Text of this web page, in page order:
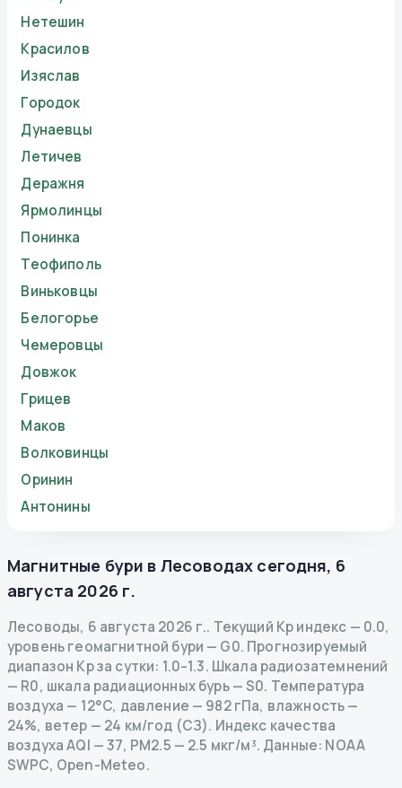
Нетешин
Красилов
Изяслав
Городок
Дунаевцы
Летичев
Деражня
Ярмолинцы
Понинка
Теофиполь
Виньковцы
Белогорье
Чемеровцы
Довжок
Грицев
Маков
Волковинцы
Оринин
Антонины
Магнитные бури в Лесоводах сегодня, 6
августа 2026 г.
Лесоводы, 6 августа 2026 г.. Текущий Kp индекс — 0.0,
уровень геомагнитной бури — G0. Прогнозируемый
диапазон Kp за сутки: 1.0–1.3. Шкала радиозатемнений
— R0, шкала радиационных бурь— S0. Температура
воздуха — 12°C, давление — 982 гПа, влажность —
24%, ветер — 24 км/год (СЗ). Индекс качества
воздуха AQI — 37, PM2.5 — 2.5 мкг/м³. Данные: NOAA
SWPC, Open-Meteo.